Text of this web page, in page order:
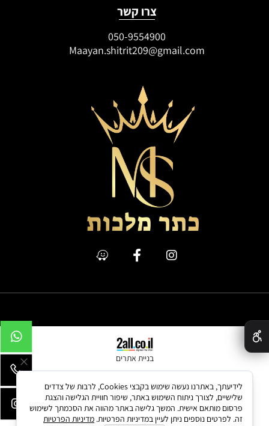
צרו קשר
050-9554900
Maayan.shitrit209@gmail.com
בניית אתרים
לידיעתך, באתרנו נעשה שימוש בקבצי Cookies, לרבות של צדדים
שלישיים, לצורך ניתוח השימוש באתר, שיפור חוויית הגלישה והצגת
פרסום מותאם אישית. המשך גלישה באתר מהווה את הסכמתך לשימוש
זה. לפרטים נוספים ניתן לעיין במדיניות הפרטיות. מדיניות הפרטיות